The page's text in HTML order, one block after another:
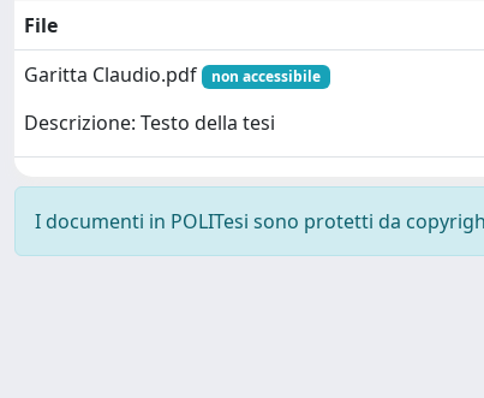
File
Garitta Claudio.pdf
non accessibile
Descrizione: Testo della tesi
I documenti in POLITesi sono protetti da